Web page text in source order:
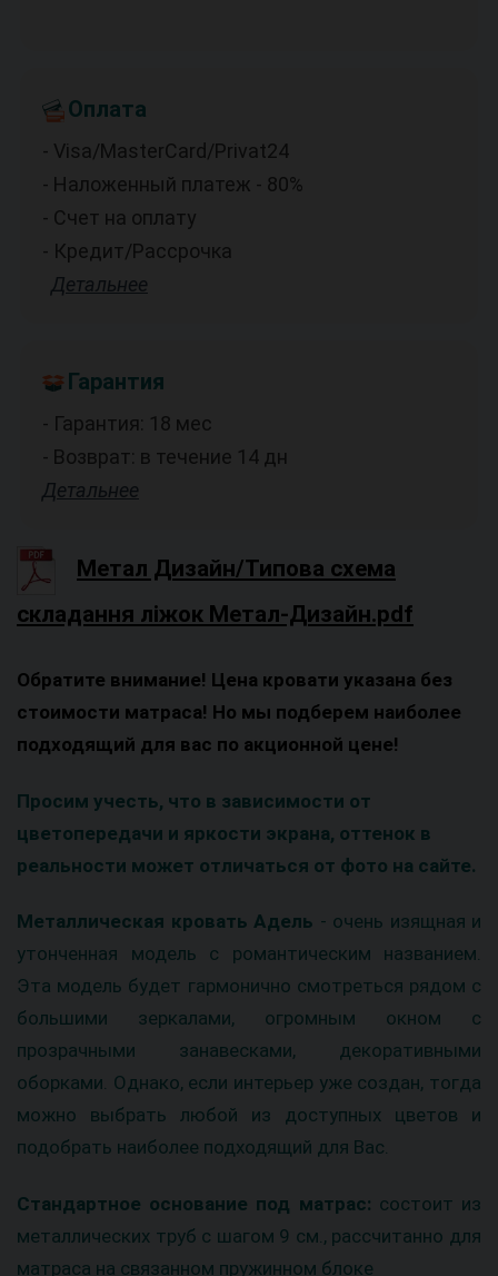
Оплата
- Visa/MasterCard/Privat24
- Наложенный платеж - 80%
- Счет на оплату
- Кредит/Рассрочка
Детальнее
Гарантия
- Гарантия: 18 мес
- Возврат: в течение 14 дн
Детальнее
Метал Дизайн/Типова схема
складання ліжок Метал-Дизайн.pdf
Обратите внимание! Цена кровати указана без
стоимости матраса! Но мы подберем наиболее
подходящий для вас по акционной цене!
Просим учесть, что в зависимости от
цветопередачи и яркости экрана, оттенок в
реальности может отличаться от фото на сайте.
Металлическая кровать Адель - очень изящная и
утонченная модель с романтическим названием.
Эта модель будет гармонично смотреться рядом с
большими зеркалами, огромным окном с
прозрачными занавесками, декоративными
оборками. Однако, если интерьер уже создан, тогда
можно выбрать любой из доступных цветов и
подобрать наиболее подходящий для Вас.
Стандартное основание под матрас: состоит из
металлических труб с шагом 9 см., рассчитанно для
матраса на связанном пружинном блоке